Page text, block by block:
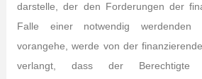
darstelle, der den Forderungen der
Falle einer notwendig werdenden
vorangehe, werde von der
verlangt, dass der